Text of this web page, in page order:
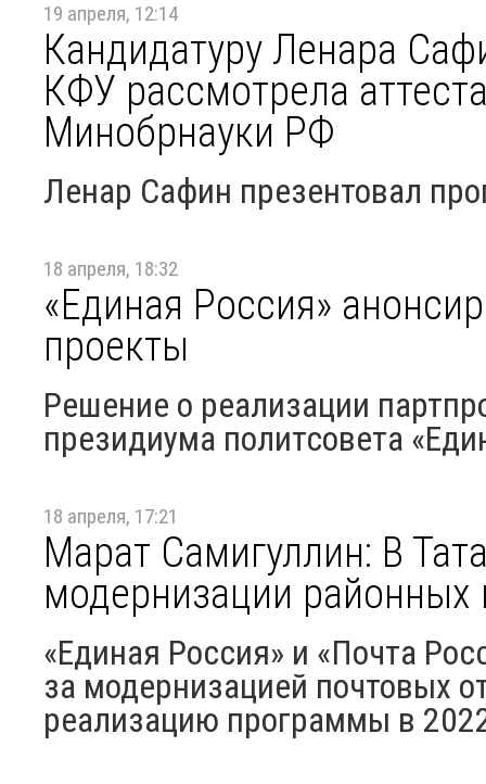
19 апреля, 12:14
Кандидатуру Ленара
КФУ рассмотрела
Минобрнауки РФ
Ленар Сафин презентовал
18 апреля, 18:32
«Единая Россия»
проекты
Решение о реализации
президиума политсовета
18 апреля, 17:21
Марат Самигуллин: В
модернизации районных
«Единая Россия» и «Почта
за модернизацией почтовых
реализацию программы в